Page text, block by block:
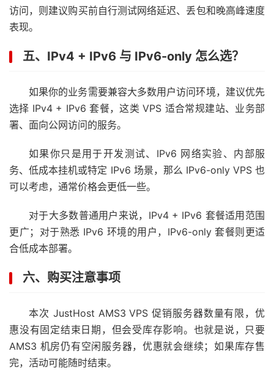
访问，则建议购买前自行测试网络延迟、丢包和晚高峰速度
表现。
五、IPv4 + IPv6 与 IPv6-only 怎么选？
如果你的业务需要兼容大多数用户访问环境，建议优先
选择 IPv4 + IPv6 套餐，这类 VPS 适合常规建站、业务部
署、面向公网访问的服务。
如果你只是用于开发测试、IPv6 网络实验、内部服
务、低成本挂机或特定 IPv6 场景，那么 IPv6-only VPS 也
可以考虑，通常价格会更低一些。
对于大多数普通用户来说，IPv4 + IPv6 套餐适用范围
更广；对于熟悉 IPv6 环境的用户，IPv6-only 套餐则更适
合低成本部署。
六、购买注意事项
本次 JustHost AMS3 VPS 促销服务器数量有限，优
惠没有固定结束日期，但会受库存影响。也就是说，只要
AMS3 机房仍有空闲服务器，优惠就会继续；如果库存售
完，活动可能随时结束。